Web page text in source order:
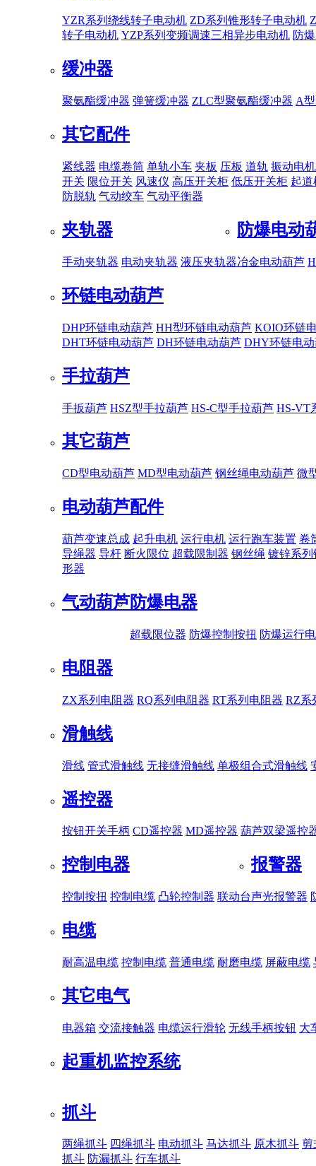
YZR系列绕线转子电动机 ZD系列锥形转子电动机
转子电动机 YZP系列变频调速三相异步电动机 防
缓冲器
聚氨酯缓冲器 弹簧缓冲器 ZLC型聚氨酯缓冲器 A
其它配件
紧线器 电缆卷筒 单轨小车 夹板 压板 道轨 振动电机
开关 限位开关 风速仪 高压开关柜 低压开关柜 起道
防脱轨 气动绞车 气动平衡器
夹轨器
手动夹轨器 电动夹轨器 液压夹轨器
防爆电动
冶金电动葫芦
环链电动葫芦
DHP环链电动葫芦 HH型环链电动葫芦 KOIO环链
DHT环链电动葫芦 DH环链电动葫芦 DHY环链电
手拉葫芦
手扳葫芦 HSZ型手拉葫芦 HS-C型手拉葫芦 HS-VT
其它葫芦
CD型电动葫芦 MD型电动葫芦 钢丝绳电动葫芦 微
电动葫芦配件
葫芦变速总成 起升电机 运行电机 运行跑车装置 卷
导绳器 导杆 断火限位 超载限制器 钢丝绳 镀锌系列
形器
气动葫芦防爆电器
超载限位器 防爆控制按扭 防爆运行
电阻器
ZX系列电阻器 RQ系列电阻器 RT系列电阻器 RZ系
滑触线
滑线 管式滑触线 无接缝滑触线 单极组合式滑触线
遥控器
按钮开关手柄 CD遥控器 MD遥控器 葫芦双梁遥控
控制电器
控制按扭 控制电缆 凸轮控制器 联动台
报警器
声光报警器
电缆
耐高温电缆 控制电缆 普通电缆 耐磨电缆 屏蔽电缆
其它电气
电器箱 交流接触器 电缆运行滑轮 无线手柄按钮 大
起重机监控系统
抓斗
两绳抓斗 四绳抓斗 电动抓斗 马达抓斗 原木抓斗 剪
抓斗 防漏抓斗 行车抓斗